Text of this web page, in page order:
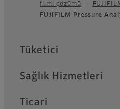
Footerfilmi çözümü
FUJIFILM Pressure
Quick Links
Tüketici
Sağlık Hizmetleri
Ticari